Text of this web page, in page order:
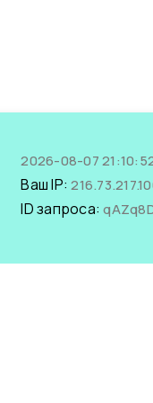
2026-08-07
Ваш IP:
ID запроса: